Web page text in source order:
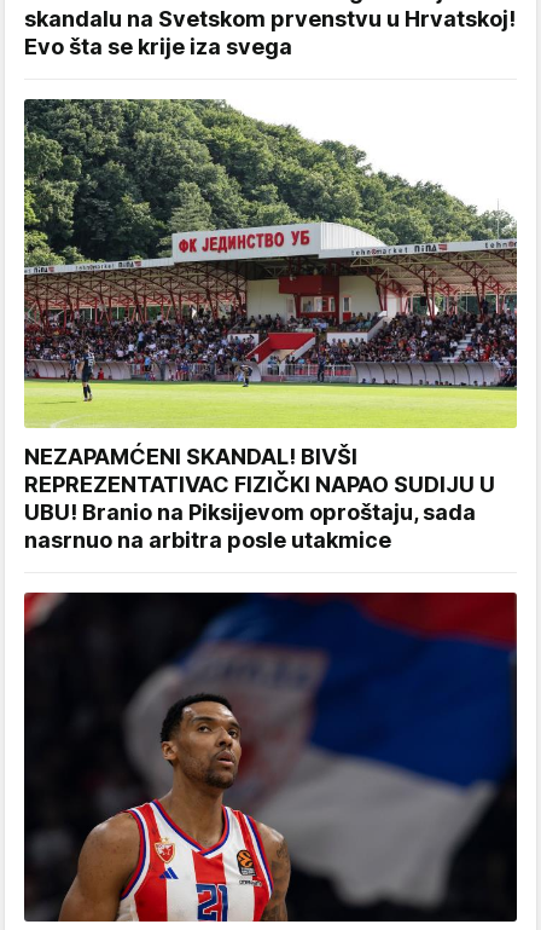
skandalu na Svetskom prvenstvu u Hrvatskoj!
Evo šta se krije iza svega
NEZAPAMĆENI SKANDAL! BIVŠI
REPREZENTATIVAC FIZIČKI NAPAO SUDIJU U
UBU! Branio na Piksijevom oproštaju, sada
nasrnuo na arbitra posle utakmice